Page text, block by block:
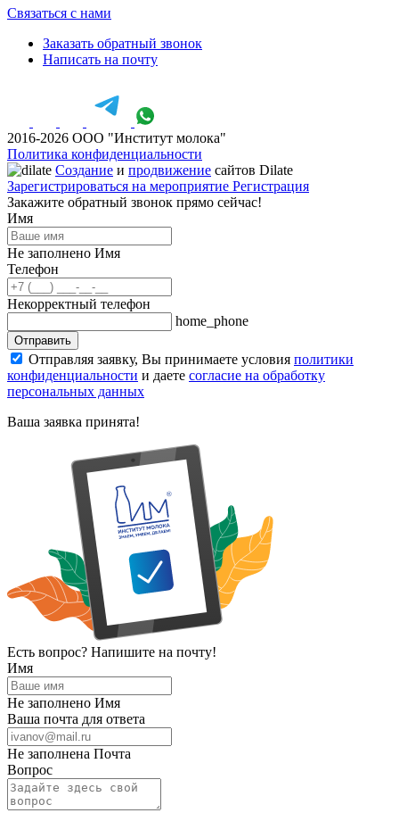
Связаться с нами
Заказать обратный звонок
Написать на почту
2016-2026 ООО "Институт молока"
Политика конфиденциальности
Создание и продвижение сайтов Dilate
Зарегистрироваться на мероприятие Регистрация
Закажите обратный звонок прямо сейчас!
Имя
Не заполнено Имя
Телефон
Некорректный телефон
home_phone
Отправить
Отправляя заявку, Вы принимаете условия политики
конфиденциальности и даете согласие на обработку
персональных данных
Ваша заявка принята!
Есть вопрос? Напишите на почту!
Имя
Не заполнено Имя
Ваша почта для ответа
Не заполнена Почта
Вопрос